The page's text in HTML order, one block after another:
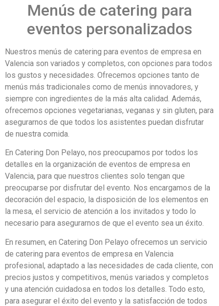
Menús de catering para
eventos personalizados
Nuestros menús de catering para eventos de empresa en
Valencia son variados y completos, con opciones para todos
los gustos y necesidades. Ofrecemos opciones tanto de
menús más tradicionales como de menús innovadores, y
siempre con ingredientes de la más alta calidad. Además,
ofrecemos opciones vegetarianas, veganas y sin gluten, para
asegurarnos de que todos los asistentes puedan disfrutar
de nuestra comida.
En Catering Don Pelayo, nos preocupamos por todos los
detalles en la organización de eventos de empresa en
Valencia, para que nuestros clientes solo tengan que
preocuparse por disfrutar del evento. Nos encargamos de la
decoración del espacio, la disposición de los elementos en
la mesa, el servicio de atención a los invitados y todo lo
necesario para asegurarnos de que el evento sea un éxito.
En resumen, en Catering Don Pelayo ofrecemos un servicio
de catering para eventos de empresa en Valencia
profesional, adaptado a las necesidades de cada cliente, con
precios justos y competitivos, menús variados y completos
y una atención cuidadosa en todos los detalles. Todo esto,
para asegurar el éxito del evento y la satisfacción de todos